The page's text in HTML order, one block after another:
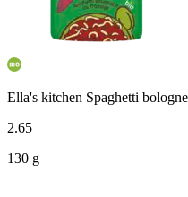
Ella's kitchen Spaghetti
2.65
130 g